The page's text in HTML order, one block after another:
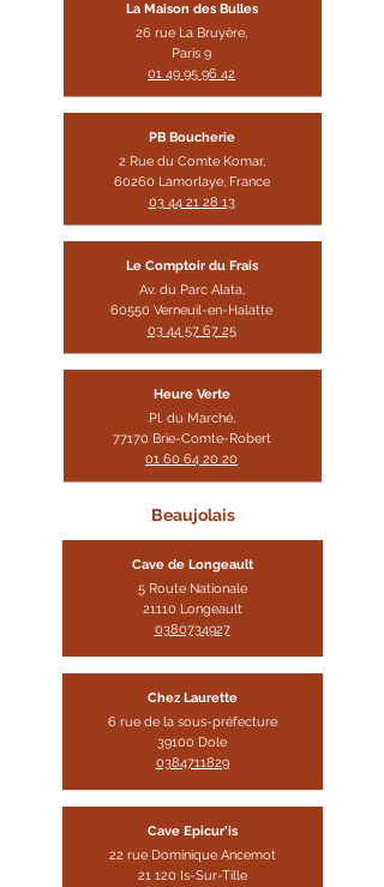
La Maison des Bulles
26 rue La Bruyère,
Paris 9
01 49 95 96 42
PB Boucherie
2 Rue du Comte Komar,
60260 Lamorlaye, France
03 44 21 28 13
Le Comptoir du Frais
Av. du Parc Alata,
60550 Verneuil-en-Halatte
03 44 57 67 25
Heure Verte
Pl. du Marché,
77170 Brie-Comte-Robert
01 60 64 20 20
Beaujolais
Cave de Longeault
5 Route Nationale
21110 Longeault
0380734927
Chez Laurette
6 ruede la sous-préfecture
39100 Dole
0384711829
Cave Epicur'is
22 rue Dominique Ancemot
21 120 Is-Sur-Tille